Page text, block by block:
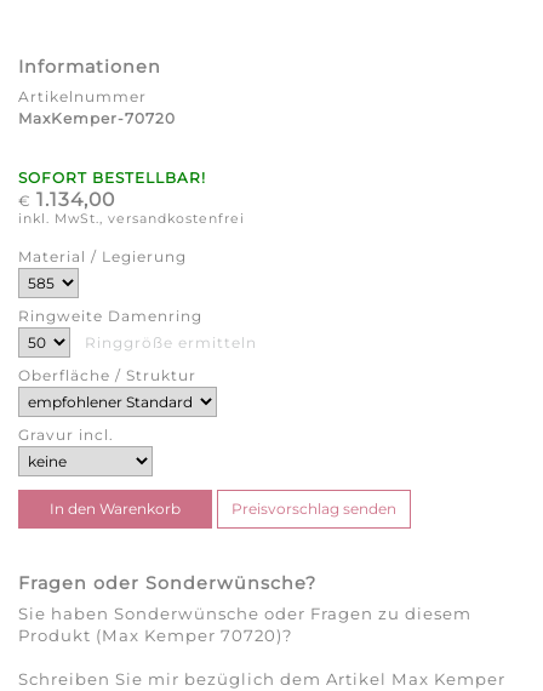
Informationen
Artikelnummer
MaxKemper-70720
SOFORT BESTELLBAR!
€ 1.134,00
inkl. MwSt., versandkostenfrei
Material / Legierung
Ringweite Damenring
Ringgröße ermitteln
Oberfläche / Struktur
Gravur incl.
Fragen oder Sonderwünsche?
Sie haben Sonderwünsche oder Fragen zu diesem
Produkt (Max Kemper 70720)?
Schreiben Sie mir bezüglich dem Artikel Max Kemper